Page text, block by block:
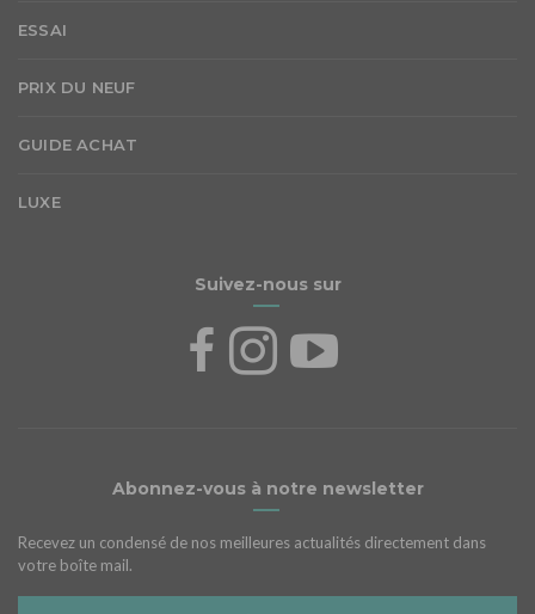
ESSAI
PRIX DU NEUF
GUIDE ACHAT
LUXE
Suivez-nous sur
Abonnez-vous à notre newsletter
Recevez un condensé de nos meilleures actualités directement dans
votre boîte mail.